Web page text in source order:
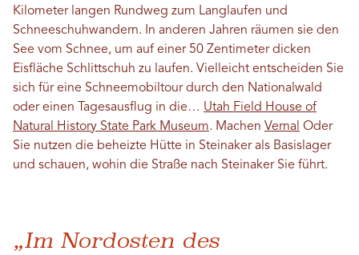
Kilometer langen Rundweg zum Langlaufen und
Schneeschuhwandern. In anderen Jahren räumen sie den
See vom Schnee, um auf einer 50 Zentimeter dicken
Eisfläche Schlittschuh zu laufen. Vielleicht entscheiden Sie
sich für eine Schneemobiltour durch den Nationalwald
oder einen Tagesausflug in die… Utah Field House of
Natural History State Park Museum. Machen Vernal Oder
Sie nutzen die beheizte Hütte in Steinaker als Basislager
und schauen, wohin die Straße nach Steinaker Sie führt.
„Im Nordosten des